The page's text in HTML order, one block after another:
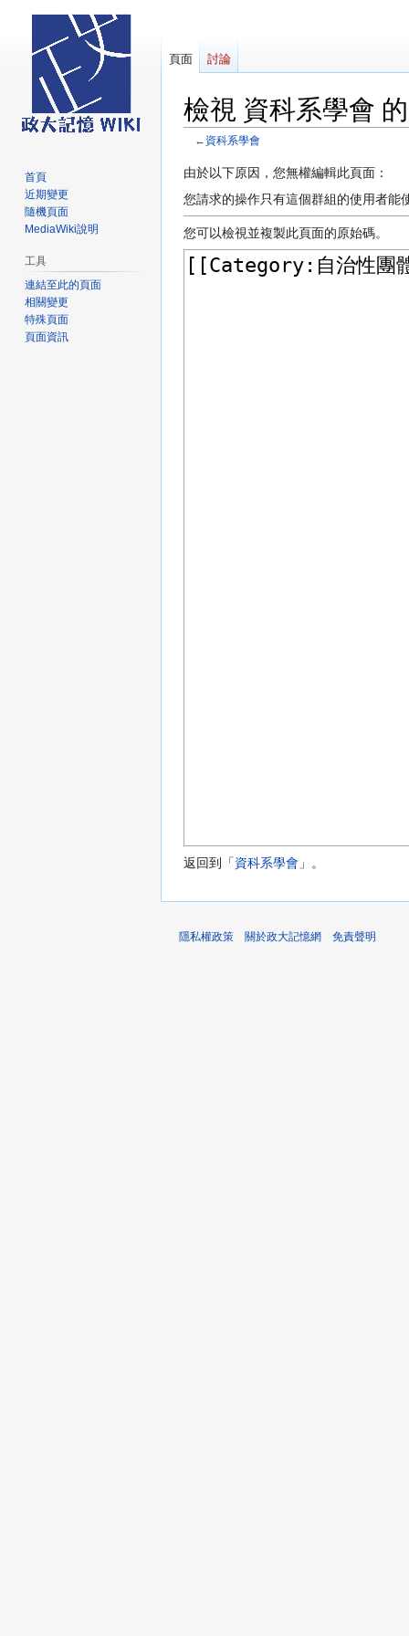
檢視 資科系學會
← 資科系學會
跳
至
覽
跳
至
尋
由於以下原因，您無權編輯此頁面：
您請求的操作只有這個群組的使用者能
您可以檢視並複製此頁面的原始碼。
返回到「資科系學會 」。
頁面 討論
首頁
近期變更
隨機頁面
MediaWiki說明
工具
連結至此的頁面
相關變更
特殊頁面
頁面資訊
隱私權政策 關於政大記憶網 免責聲明